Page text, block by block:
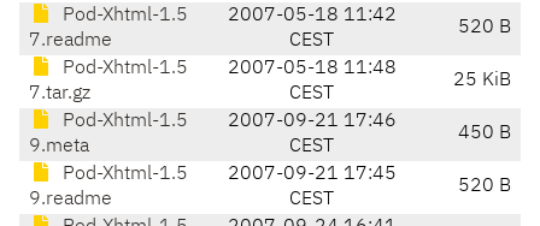
Pod-Xhtml-1.5
7.readme
2007-05-18 11:42
CEST
520 B
Pod-Xhtml-1.5
7.tar.gz
2007-05-18 11:48
CEST
25 KiB
Pod-Xhtml-1.5
9.meta
2007-09-21 17:46
CEST
450 B
Pod-Xhtml-1.5
9.readme
2007-09-21 17:45
CEST
520 B